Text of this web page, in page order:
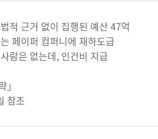
적 근거 없이 집행된 예산 47억
페이퍼 컴퍼니에 재하도급
람은 없는데, 인건비 지급
」
참조